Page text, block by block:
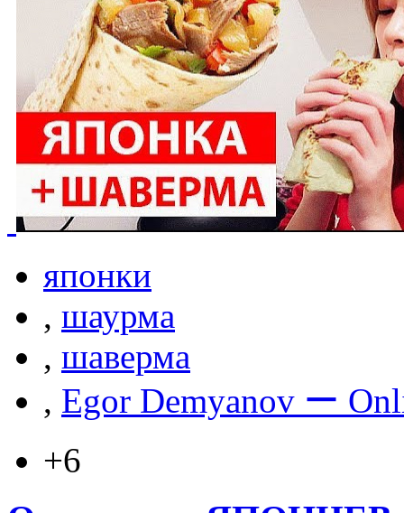
японки
, шаурма
, шаверма
, Egor Demyanov ー
+6